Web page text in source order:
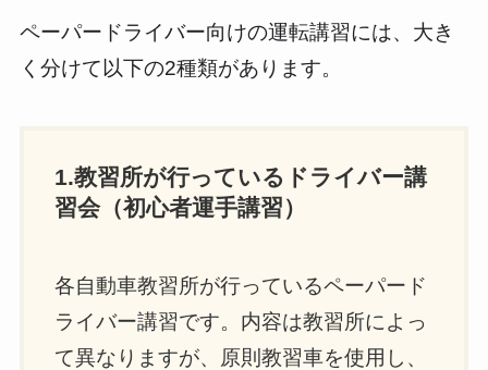
ペーパードライバー向けの運転講習には、大き
く分けて以下の2種類があります。
1.教習所が行っているドライバー講
習会（初心者運手講習）
各自動車教習所が行っているペーパード
ライバー講習です。内容は教習所によっ
て異なりますが、原則教習車を使用し、